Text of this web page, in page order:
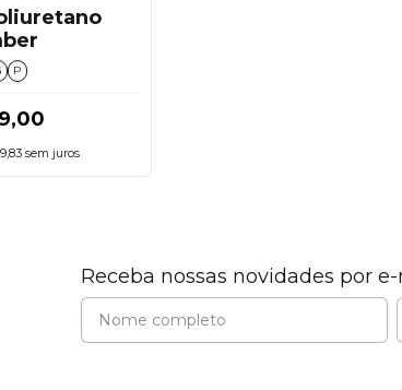
P
sem juros
Receba nossas novidades por